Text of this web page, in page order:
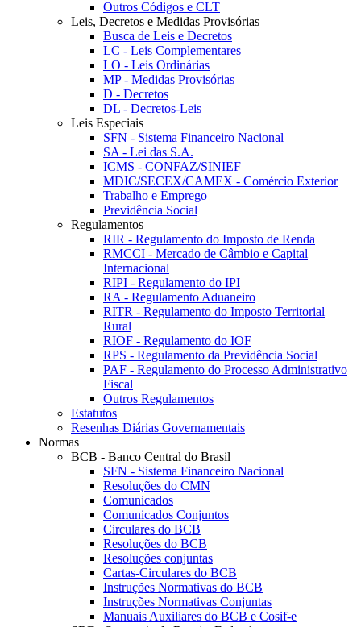
Outros Códigos e CLT
Leis, Decretos e Medidas Provisórias
Busca de Leis e Decretos
LC - Leis Complementares
LO - Leis Ordinárias
MP - Medidas Provisórias
D - Decretos
DL - Decretos-Leis
Leis Especiais
SFN - Sistema Financeiro Nacional
SA - Lei das S.A.
ICMS - CONFAZ/SINIEF
MDIC/SECEX/CAMEX - Comércio Exterior
Trabalho e Emprego
Previdência Social
Regulamentos
RIR - Regulamento do Imposto de Renda
RMCCI - Mercado de Câmbio e Capital
Internacional
RIPI - Regulamento do IPI
RA - Regulamento Aduaneiro
RITR - Regulamento do Imposto Territorial
Rural
RIOF - Regulamento do IOF
RPS - Regulamento da Previdência Social
PAF - Regulamento do Processo Administrativo
Fiscal
Outros Regulamentos
Estatutos
Resenhas Diárias Governamentais
Normas
BCB - Banco Central do Brasil
SFN - Sistema Financeiro Nacional
Resoluções do CMN
Comunicados
Comunicados Conjuntos
Circulares do BCB
Resoluções do BCB
Resoluções conjuntas
Cartas-Circulares do BCB
Instruções Normativas do BCB
Instruções Normativas Conjuntas
Manuais Auxiliares do BCB e Cosif-e